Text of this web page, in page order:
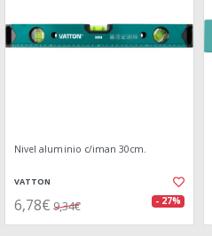
Nivel aluminio c/iman 30cm.
VATTON
6,78€ 9,34€ - 27%